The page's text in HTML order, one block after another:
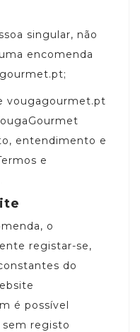
singular, não
encomenda
vougagourmet.pt
entendimento e
e
o
registar-se,
do
é possível
registo